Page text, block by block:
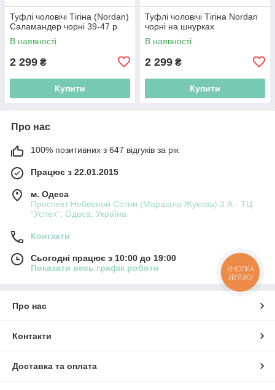
Туфлі чоловічі Тігіна (Nordan)
Саламандер чорні 39-47 р
В наявності
2 299 ₴
Купити
Туфлі чоловічі Тігіна Nordаn
чорні на шнурках
В наявності
2 299 ₴
Купити
Про нас
100% позитивних з 647 відгуків за рік
Працює з 22.01.2015
м. Одеса
Проспект Небесной Сотни (Маршала Жукова) 3 А - ТЦ
"Успех", Одеса, Україна
Контакти
Сьогодні працює з 10:00 до 19:00
Показати весь графік роботи
Про нас
Контакти
Доставка та оплата
КНОПКА
ЗВ'ЯЗКУ